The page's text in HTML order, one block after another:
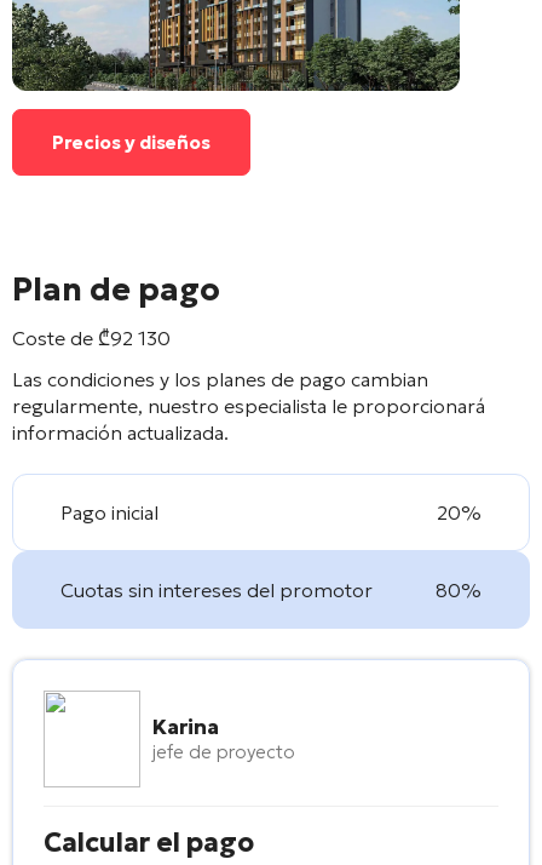
Precios y diseños
Plan de pago
Coste de ₾92 130
Las condiciones y los planes de pago cambian
regularmente, nuestro especialista le proporcionará
información actualizada.
Pago inicial 20%
Cuotas sin intereses del promotor 80%
Karina
jefe de proyecto
Calcular el pago